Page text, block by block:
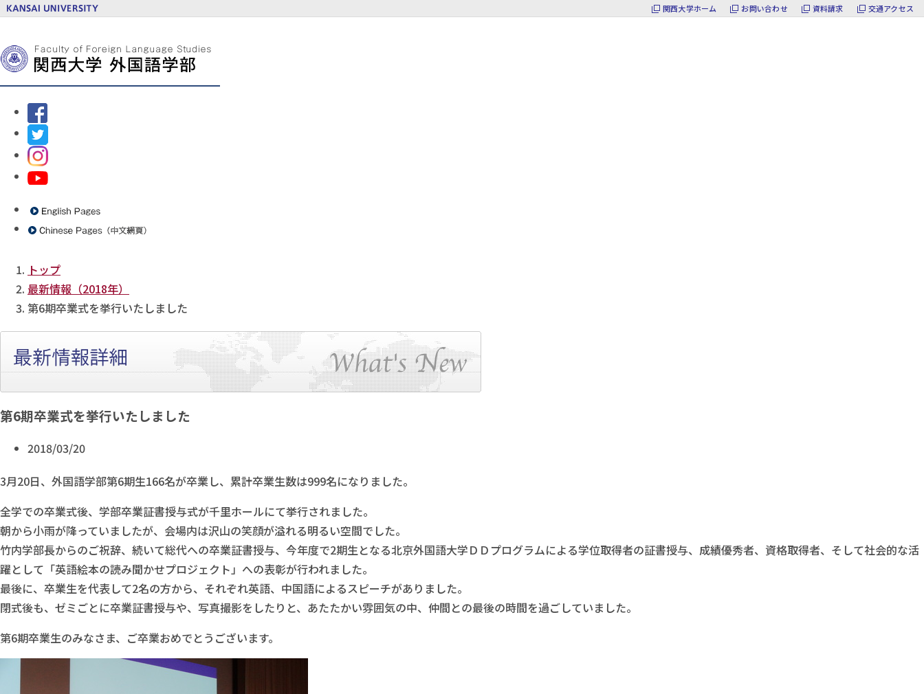
関西大学ホーム お問い合わせ 資料請求 交通アクセス
トップ
最新情報（2018年）
第6期卒業式を挙行いたしました
第6期卒業式を挙行いたしました
2018/03/20
3月20日、外国語学部第6期生166名が卒業し、累計卒業生数は999名になりました。
全学での卒業式後、学部卒業証書授与式が千里ホールにて挙行されました。
朝から小雨が降っていましたが、会場内は沢山の笑顔が溢れる明るい空間でした。
竹内学部長からのご祝辞、続いて総代への卒業証書授与、今年度で2期生となる北京外国語大学ＤＤプログラムによる学位取得者の証書授与、成績優秀者、資格取得者、そして社会的な活
躍として「英語絵本の読み聞かせプロジェクト」への表彰が行われました。
最後に、卒業生を代表して2名の方から、それぞれ英語、中国語によるスピーチがありました。
閉式後も、ゼミごとに卒業証書授与や、写真撮影をしたりと、あたたかい雰囲気の中、仲間との最後の時間を過ごしていました。
第6期卒業生のみなさま、ご卒業おめでとうございます。